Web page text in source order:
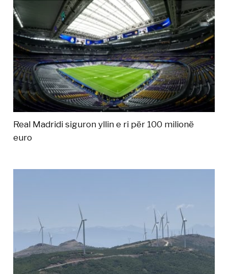
Real Madridi siguron yllin e ri për 100 milionë
euro